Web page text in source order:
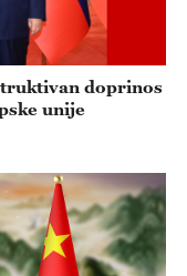
doprinos
unije